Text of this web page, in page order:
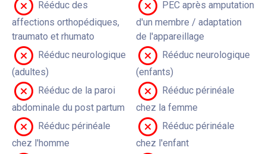
Rééduc des
affections orthopédiques,
traumato et rhumato
PEC après amputation
d'un membre / adaptation
de l'appareillage
Rééduc neurologique
(adultes)
Rééduc neurologique
(enfants)
Rééduc de la paroi
abdominale du post partum
Rééduc périnéale
chez la femme
Rééduc périnéale
chez l'homme
Rééduc périnéale
chez l'enfant